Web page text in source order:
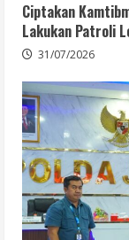
Ciptakan
Lakukan Patroli
31/07/2026